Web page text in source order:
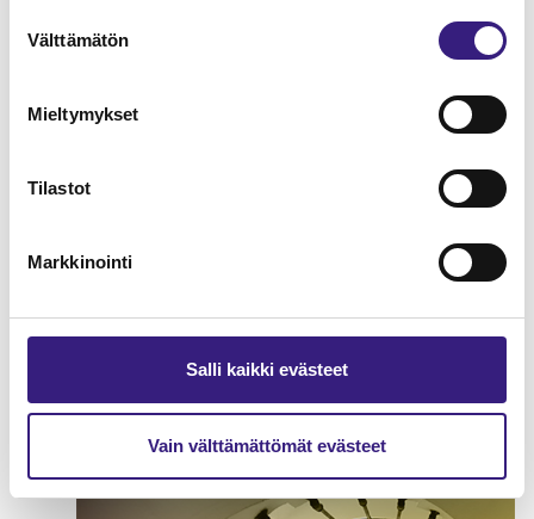
valinta
Välttämätön
Mieltymykset
Tilastot
Markkinointi
Salli kaikki evästeet
Vain välttämättömät evästeet
Osakeyhtiön toiminnan hallittu
alasajo
PALKANLASKENTA